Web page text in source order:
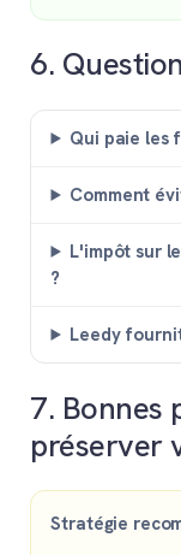
6.
Qui paie les
Comment
L'impôt sur
?
Leedy
7. Bonnes
préserver
Stratégie